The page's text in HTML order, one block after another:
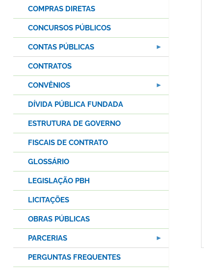
COMPRAS DIRETAS
CONCURSOS PÚBLICOS
CONTAS PÚBLICAS
CONTRATOS
CONVÊNIOS
DÍVIDA PÚBLICA FUNDADA
ESTRUTURA DE GOVERNO
FISCAIS DE CONTRATO
GLOSSÁRIO
LEGISLAÇÃO PBH
LICITAÇÕES
OBRAS PÚBLICAS
PARCERIAS
PERGUNTAS FREQUENTES